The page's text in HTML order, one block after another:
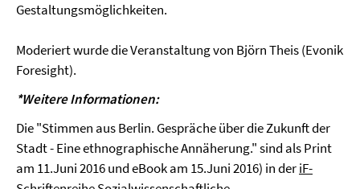
Gestaltungsmöglichkeiten.
Moderiert wurde die Veranstaltung von Björn Theis (Evonik
Foresight).
*Weitere Informationen:
Die "Stimmen aus Berlin. Gespräche über die Zukunft der
Stadt - Eine ethnographische Annäherung." sind als Print
am 11.Juni 2016 und eBook am 15.Juni 2016) in deriF-